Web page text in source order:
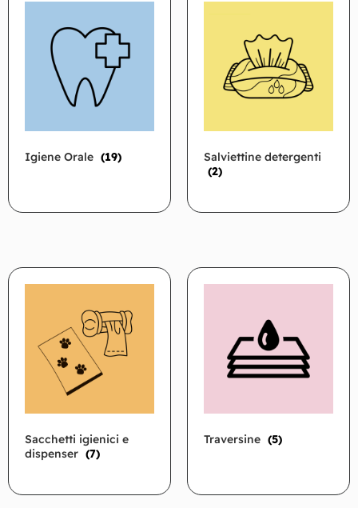
Igiene Orale (19)
Salviettine detergenti
(2)
Sacchetti igienici e
dispenser (7)
Traversine (5)